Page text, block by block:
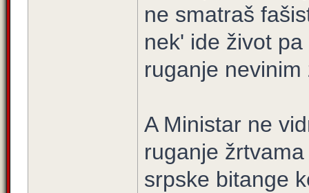
ne smatraš
nek' ide život
ruganje nevinim
A Ministar ne
ruganje
srpske bitange